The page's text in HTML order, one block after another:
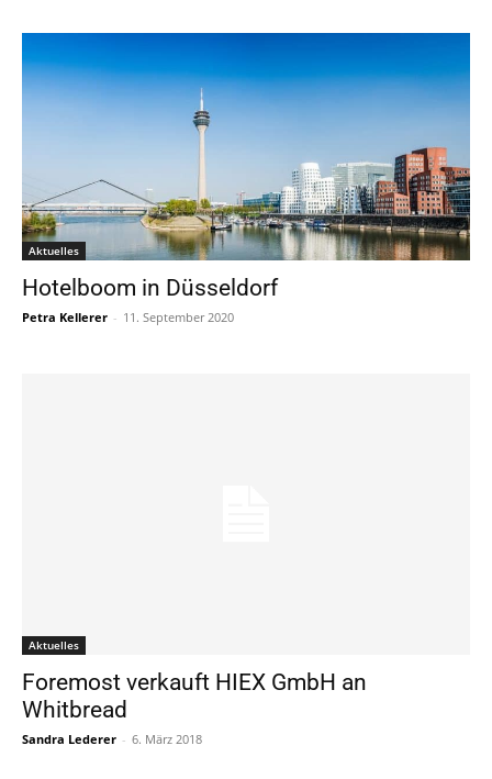
Aktuelles
Hotelboom in Düsseldorf
Petra Kellerer - 11. September 2020
Aktuelles
Foremost verkauft HIEX GmbH an
Whitbread
Sandra Lederer - 6. März 2018